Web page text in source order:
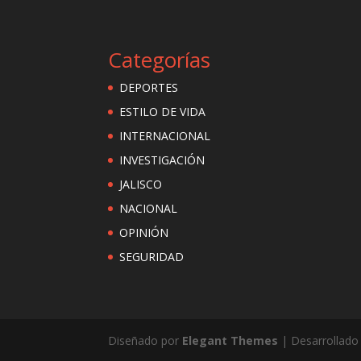
Categorías
DEPORTES
ESTILO DE VIDA
INTERNACIONAL
INVESTIGACIÓN
JALISCO
NACIONAL
OPINIÓN
SEGURIDAD
Diseñado por Elegant Themes |